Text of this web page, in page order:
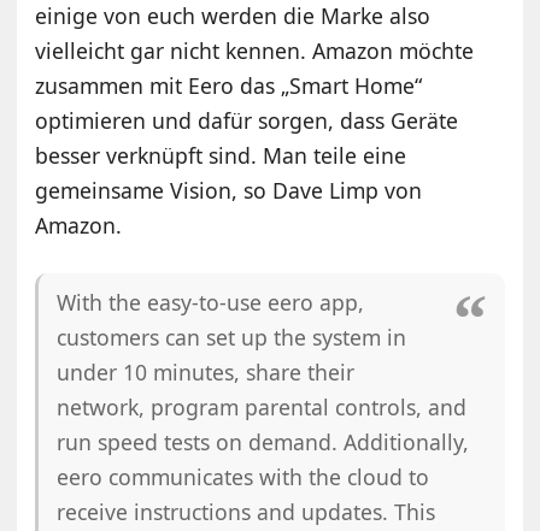
einige von euch werden die Marke also
vielleicht gar nicht kennen. Amazon möchte
zusammen mit Eero das „Smart Home“
optimieren und dafür sorgen, dass Geräte
besser verknüpft sind. Man teile eine
gemeinsame Vision, so Dave Limp von
Amazon.
With the easy-to-use eero app,
customers can set up the system in
under 10 minutes, share their
network, program parental controls, and
run speed tests on demand. Additionally,
eero communicates with the cloud to
receive instructions and updates. This